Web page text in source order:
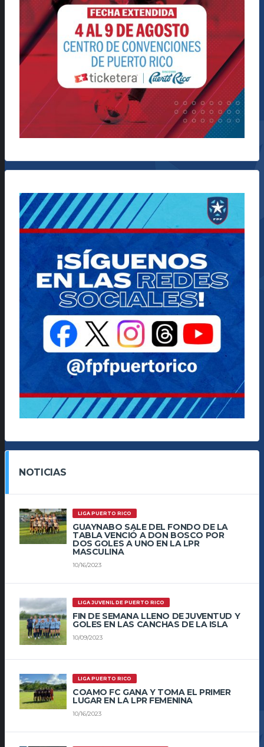
NOTICIAS
LIGA PUERTO RICO
GUAYNABO SALE DEL FONDO DE LA
TABLA VENCIÓ A DON BOSCO POR
DOS GOLES A UNO EN LA LPR
MASCULINA
10/16/2023
LIGA JUVENIL DE PUERTO RICO
FIN DE SEMANA LLENO DE JUVENTUD Y
GOLES EN LAS CANCHAS DE LA ISLA
10/09/2023
LIGA PUERTO RICO
COAMO FC GANA Y TOMA EL PRIMER
LUGAR EN LA LPR FEMENINA
10/16/2023